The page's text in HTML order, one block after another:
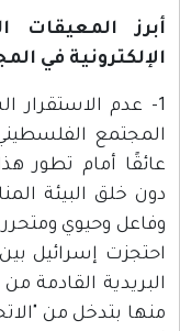
أبرز المعيقات
الإلكترونية في
1- عدم الاستقرار
المجتمع
عائقًا أمام تطور
دون خلق البيئة
وفاعل وحيوي ومتحرر
البريدية القادمة